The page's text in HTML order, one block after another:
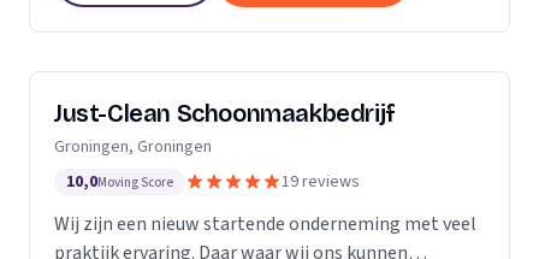
Just-Clean Schoonmaakbedrijf
Groningen, Groningen
10,0Moving Score 19 reviews
Wij zijn een nieuw startende onderneming met veel
praktijk ervaring. Daar waar wij ons kunnen